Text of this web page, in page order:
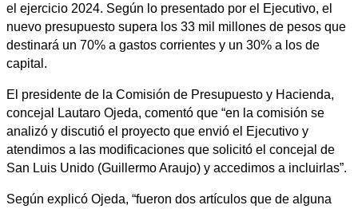
el ejercicio 2024. Según lo presentado por el Ejecutivo, el
nuevo presupuesto supera los 33 mil millones de pesos que
destinará un 70% a gastos corrientes y un 30% a los de
capital.
El presidente de la Comisión de Presupuesto y Hacienda,
concejal Lautaro Ojeda, comentó que “en la comisión se
analizó y discutió el proyecto que envió el Ejecutivo y
atendimos a las modificaciones que solicitó el concejal de
San Luis Unido (Guillermo Araujo) y accedimos a incluirlas”.
Según explicó Ojeda, “fueron dos artículos que de alguna